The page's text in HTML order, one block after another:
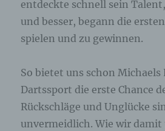
entdeckte schnell sein
und besser, begann die
spielen und zu gewinnen.
So bietet uns schon Michaels
Dartssport die erste Chance
Rückschläge und Unglücke
unvermeidlich. Wie wir damit